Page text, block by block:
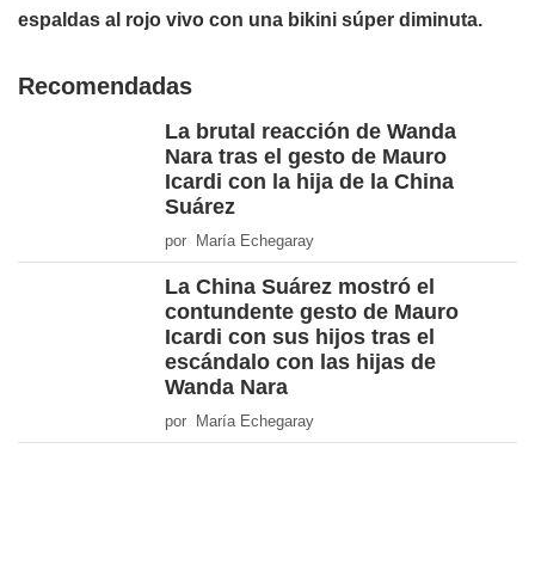
espaldas al rojo vivo con una bikini súper diminuta.
Recomendadas
La brutal reacción de Wanda
Nara tras el gesto de Mauro
Icardi con la hija de la China
Suárez
por María Echegaray
La China Suárez mostró el
contundente gesto de Mauro
Icardi con sus hijos tras el
escándalo con las hijas de
Wanda Nara
por María Echegaray